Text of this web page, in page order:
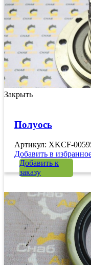
Закрыть
Полуось
Артикул: XKCF-
Добавить в
Добавить к
заказу